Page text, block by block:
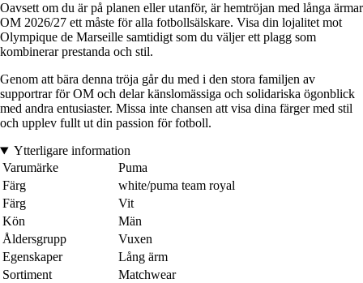
Oavsett om du är på planen eller utanför, är hemtröjan med långa ärmar
OM 2026/27 ett måste för alla fotbollsälskare. Visa din lojalitet mot
Olympique de Marseille samtidigt som du väljer ett plagg som
kombinerar prestanda och stil.
Genom att bära denna tröja går du med i den stora familjen av
supportrar för OM och delar känslomässiga och solidariska ögonblick
med andra entusiaster. Missa inte chansen att visa dina färger med stil
och upplev fullt ut din passion för fotboll.
Ytterligare information
Varumärke
Puma
Färg
white/puma team royal
Färg
Vit
Kön
Män
Åldersgrupp
Vuxen
Egenskaper
Lång ärm
Sortiment
Matchwear